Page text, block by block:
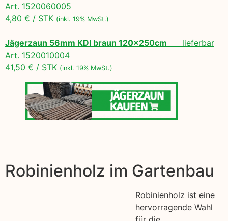
Art. 1520060005
4,80 € / STK (inkl. 19% MwSt.)
Jägerzaun 56mm KDI braun 120x250cm lieferbar
Art. 1520010004
41,50 € / STK (inkl. 19% MwSt.)
Robinienholz im Gartenbau
Robinienholz ist eine
hervorragende Wahl